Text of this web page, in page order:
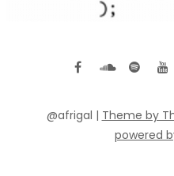
@afrigal | Theme by
powered